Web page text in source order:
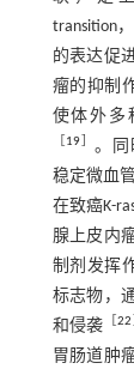
transition
的表达促
瘤的抑制
使体外多
19
。同
稳定微血
在致癌K-
腺上皮内
制剂发挥
标志物，
和侵袭 ［22
胃肠道肿